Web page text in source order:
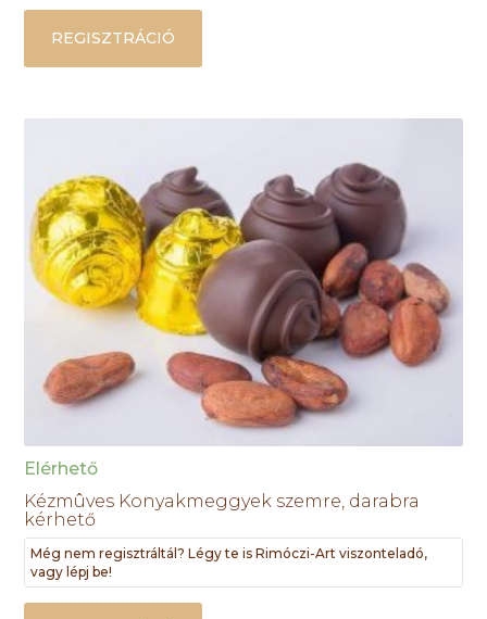
REGISZTRÁCIÓ
Elérhető
Kézmûves Konyakmeggyek szemre, darabra
kérhető
Még nem regisztráltál? Légy te is Rimóczi-Art viszonteladó,
vagy lépj be!